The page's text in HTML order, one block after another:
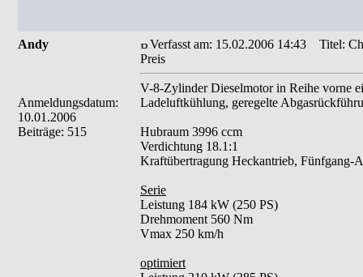
Andy
Anmeldungsdatum:
10.01.2006
Beiträge: 515
Verfasst am: 15.02.2006 14:43
Titel:
Preis
V-8-Zylinder Dieselmotor in Reihe vorne
Ladeluftkühlung, geregelte
Hubraum 3996 ccm
Verdichtung 18.1:1
Kraftübertragung Heckantrieb, Fünfgang-
Serie
Leistung 184 kW (250 PS)
Drehmoment 560 Nm
Vmax 250 km/h
optimiert